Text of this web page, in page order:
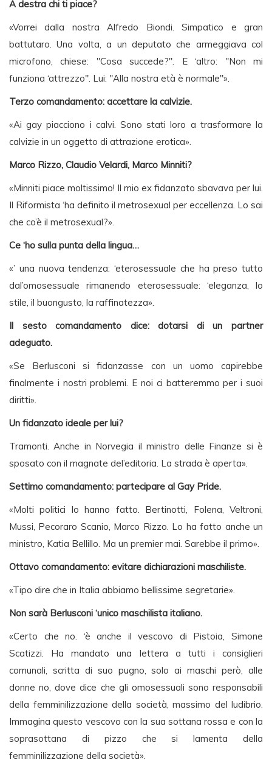
A destra chi ti piace?
«Vorrei dalla nostra Alfredo Biondi. Simpatico e gran
battutaro. Una volta, a un deputato che armeggiava col
microfono, chiese: "Cosa succede?". E ‘altro: "Non mi
funziona ‘attrezzo". Lui: "Alla nostra età è normale"».
Terzo comandamento: accettare la calvizie.
«Ai gay piacciono i calvi. Sono stati loro a trasformare la
calvizie in un oggetto di attrazione erotica».
Marco Rizzo, Claudio Velardi, Marco Minniti?
«Minniti piace moltissimo! Il mio ex fidanzato sbavava per lui.
Il Riformista ‘ha definito il metrosexual per eccellenza. Lo sai
che co’è il metrosexual?».
Ce ‘ho sulla punta della lingua…
«’ una nuova tendenza: ‘eterosessuale che ha preso tutto
dal’omosessuale rimanendo eterosessuale: ‘eleganza, lo
stile, il buongusto, la raffinatezza».
Il sesto comandamento dice: dotarsi di un partner
adeguato.
«Se Berlusconi si fidanzasse con un uomo capirebbe
finalmente i nostri problemi. E noi ci batteremmo per i suoi
diritti».
Un fidanzato ideale per lui?
Tramonti. Anche in Norvegia il ministro delle Finanze si è
sposato con il magnate del’editoria. La strada è aperta».
Settimo comandamento: partecipare al Gay Pride.
«Molti politici lo hanno fatto. Bertinotti, Folena, Veltroni,
Mussi, Pecoraro Scanio, Marco Rizzo. Lo ha fatto anche un
ministro, Katia Bellillo. Ma un premier mai. Sarebbe il primo».
Ottavo comandamento: evitare dichiarazioni maschiliste.
«Tipo dire che in Italia abbiamo bellissime segretarie».
Non sarà Berlusconi ‘unico maschilista italiano.
«Certo che no. ‘è anche il vescovo di Pistoia, Simone
Scatizzi. Ha mandato una lettera a tutti i consiglieri
comunali, scritta di suo pugno, solo ai maschi però, alle
donne no, dove dice che gli omosessuali sono responsabili
della femminilizzazione della società, massimo del ludibrio.
Immagina questo vescovo con la sua sottana rossa e con la
soprasottana di pizzo che si lamenta della
femminilizzazione della società».